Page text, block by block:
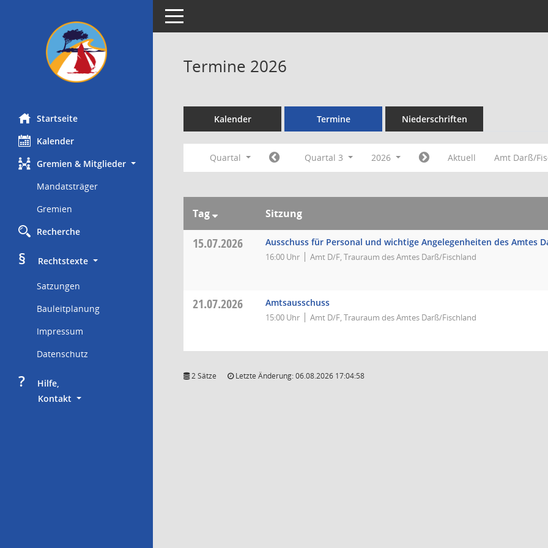
Startseite
Kalender
Gremien & Mitglieder
Mandatsträger
Gremien
Recherche
§
     Rechtstexte
Satzungen
Bauleitplanung
Impressum
Datenschutz
?
     Hilfe,
Kontakt
Toggle navigation
Termine 2026
Kalender Termine Niederschriften
Quartal Quartal 3 2026 Aktuell Amt Darß/
Tag Sitzung
15.07.2026 Ausschuss für Personal und wichtige Angelegenheiten des Amtes
16:00 Uhr Amt D/F, Trauraum des Amtes Darß/Fischland
21.07.2026 Amtsausschuss
15:00 Uhr Amt D/F, Trauraum des Amtes Darß/Fischland
2 Sätze Letzte Änderung: 06.08.2026 17:04:58